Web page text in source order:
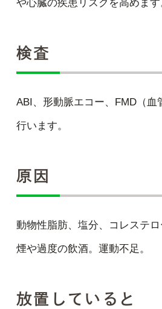
や心臓の疾患リスクを高めます
検査
ABI、形動脈エコー、FMD（血
行います。
原因
動物性脂肪、塩分、コレステ
煙や過度の飲酒。運動不足。
放置していると